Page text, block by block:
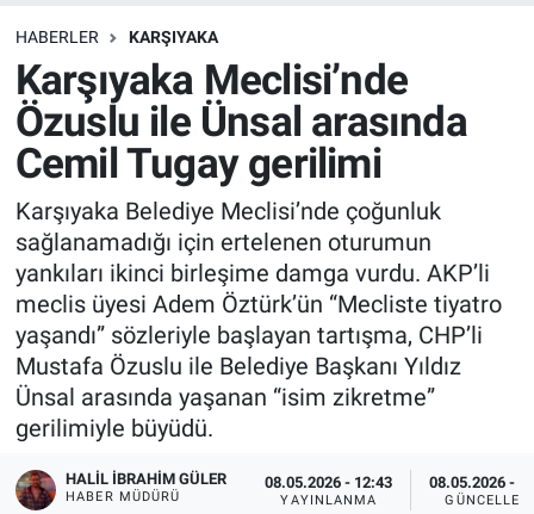
HABERLER KARŞIYAKA
Karşıyaka Meclisi’nde
Özuslu ile Ünsal arasında
Cemil Tugay gerilimi
Karşıyaka Belediye Meclisi’nde çoğunluk
sağlanamadığı için ertelenen oturumun
yankıları ikinci birleşime damga vurdu. AKP’li
meclis üyesi Adem Öztürk’ün “Mecliste tiyatro
yaşandı” sözleriyle başlayan tartışma, CHP’li
Mustafa Özuslu ile Belediye Başkanı Yıldız
Ünsal arasında yaşanan “isim zikretme”
gerilimiyle büyüdü.
HALIL İBRAHIM GÜLER
HABER MÜDÜRÜ
08.05.2026 - 12:43
YAYINLANMA
08.05.2026 -